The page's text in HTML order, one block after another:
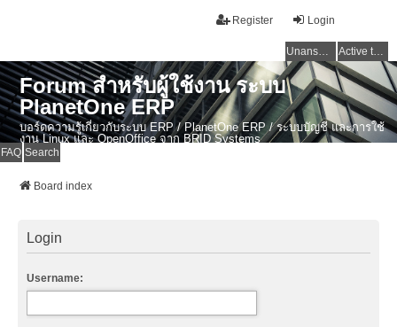
Login
Register
Unanswered topics Active topics
Forum สำหรับผู้ใช้งาน ระบบ
PlanetOne ERP
บอร์ดความรู้เกี่ยวกับระบบ ERP / PlanetOne ERP / ระบบบัญชี และการใช้
งาน Linux และ OpenOffice จาก BRID Systems
FAQ Search
Board index
Login
Username: